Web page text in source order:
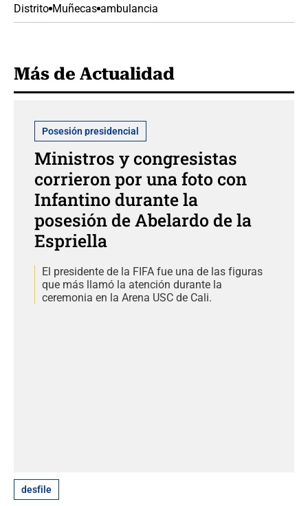
Distrito Muñecas ambulancia
Más de Actualidad
Posesión presidencial
Ministros y congresistas
corrieron por una foto con
Infantino durante la
posesión de Abelardo de la
Espriella
El presidente de la FIFA fue una de las figuras
que más llamó la atención durante la
ceremonia en la Arena USC de Cali.
desfile